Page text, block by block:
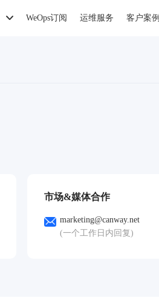
WeOps订阅 运维服务 客户案例
市场&媒体合作
marketing@canway.net
(一个工作日内回复)